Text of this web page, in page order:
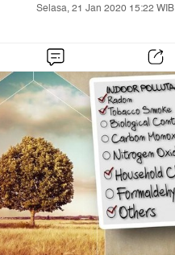
Selasa, 21 Jan 2020 15:22 WIB